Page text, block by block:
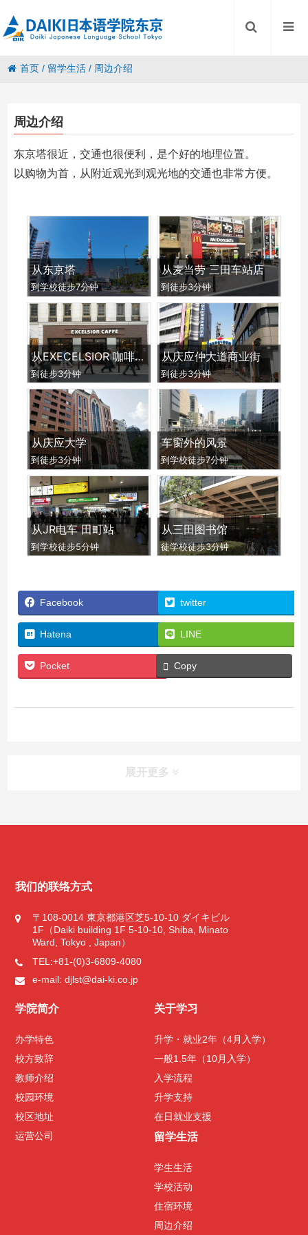
首页 / 留学生活 / 周边介绍
周边介绍
东京塔很近，交通也很便利，是个好的地理位置。
以购物为首，从附近观光到观光地的交通也非常方便。
从东京塔
到学校徒步7分钟
从麦当劳 三田车站店
到徒步3分钟
从EXECELSIOR 咖啡 三田店
到徒步3分钟
从庆应仲大道商业街
到徒步3分钟
从庆应大学
到徒步3分钟
车窗外的风景
到学校徒步7分钟
从JR电车 田町站
到学校徒步5分钟
从三田图书馆
徒学校徒歩3分钟
Facebook twitter
Hatena LINE
Pocket Copy
展开更多
教师介绍
校园环境
校区地址
运营公司
学生们采访 级别
我们的联络方式
〒108-0014 東京都港区芝5-10-10 ダイキビル
1F（Daiki building 1F 5-10-10, Shiba, Minato
Ward, Tokyo , Japan）
TEL:+81-(0)3-6809-4080
e-mail: djlst@dai-ki.co.jp
学院简介
办学特色
校方致辞
教师介绍
校园环境
校区地址
运营公司
关于学习
升学・就业2年（4月入学）
一般1.5年（10月入学）
入学流程
升学支持
在日就业支援
留学生活
学生生活
学校活动
住宿环境
周边介绍